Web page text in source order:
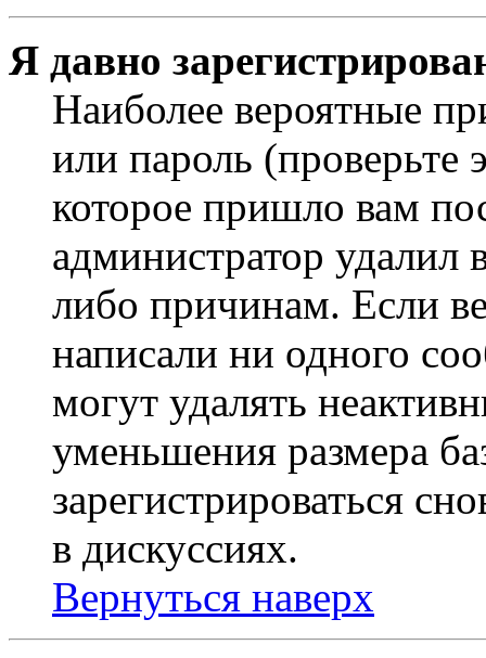
Я давно
Наиболее вероятные
или пароль (проверьте
которое пришло вам
администратор
либо причинам. Если
написали ни одного
могут удалять
уменьшения размера
зарегистрироваться
в дискуссиях.
Вернуться наверх